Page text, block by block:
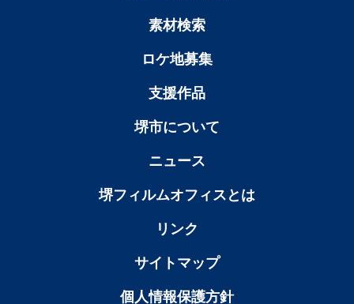
素材検索
ロケ地募集
支援作品
堺市について
ニュース
堺フィルムオフィスとは
リンク
サイトマップ
個人情報保護方針